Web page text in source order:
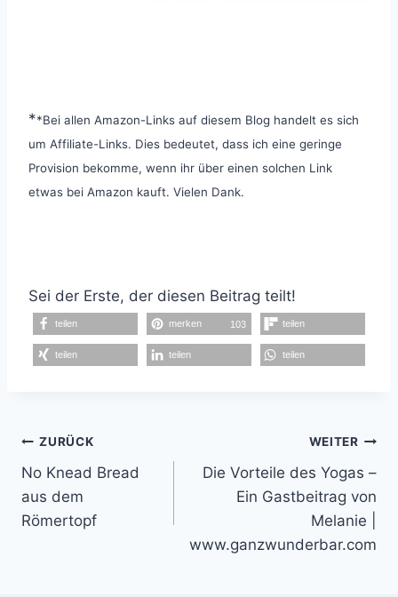
**Bei allen Amazon-Links auf diesem Blog handelt es sich
um Affiliate-Links. Dies bedeutet, dass ich eine geringe
Provision bekomme, wenn ihr über einen solchen Link
etwas bei Amazon kauft. Vielen Dank.
Sei der Erste, der diesen Beitrag teilt!
teilen merken 103 teilen
teilen teilen teilen
Beitragsnavigation
ZURÜCK
No Knead Bread
aus dem
Römertopf
WEITER
Die Vorteile des Yogas –
Ein Gastbeitrag von
Melanie |
www.ganzwunderbar.com